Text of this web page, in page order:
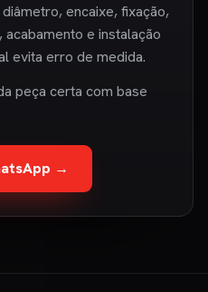
encaixe, fixação,
e instalação
evita erro de medida.
peça certa com base
→